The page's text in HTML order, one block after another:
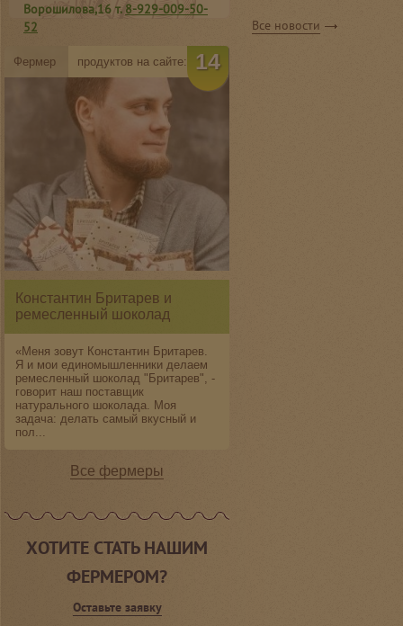
Все новости
Ворошилова,16 т. 8-929-009-50-
52
К.Маркса,94 т.8-950-758-55-05
Фермер продуктов на сайте: 14
Константин Бритарев и
ремесленный шоколад
«Меня зовут Константин Бритарев.
Я и мои единомышленники делаем
ремесленный шоколад "Бритарев", -
говорит наш поставщик
натурального шоколада. Моя
задача: делать самый вкусный и
пол...
Все фермеры
ХОТИТЕ СТАТЬ НАШИМ
ФЕРМЕРОМ?
Оставьте заявку